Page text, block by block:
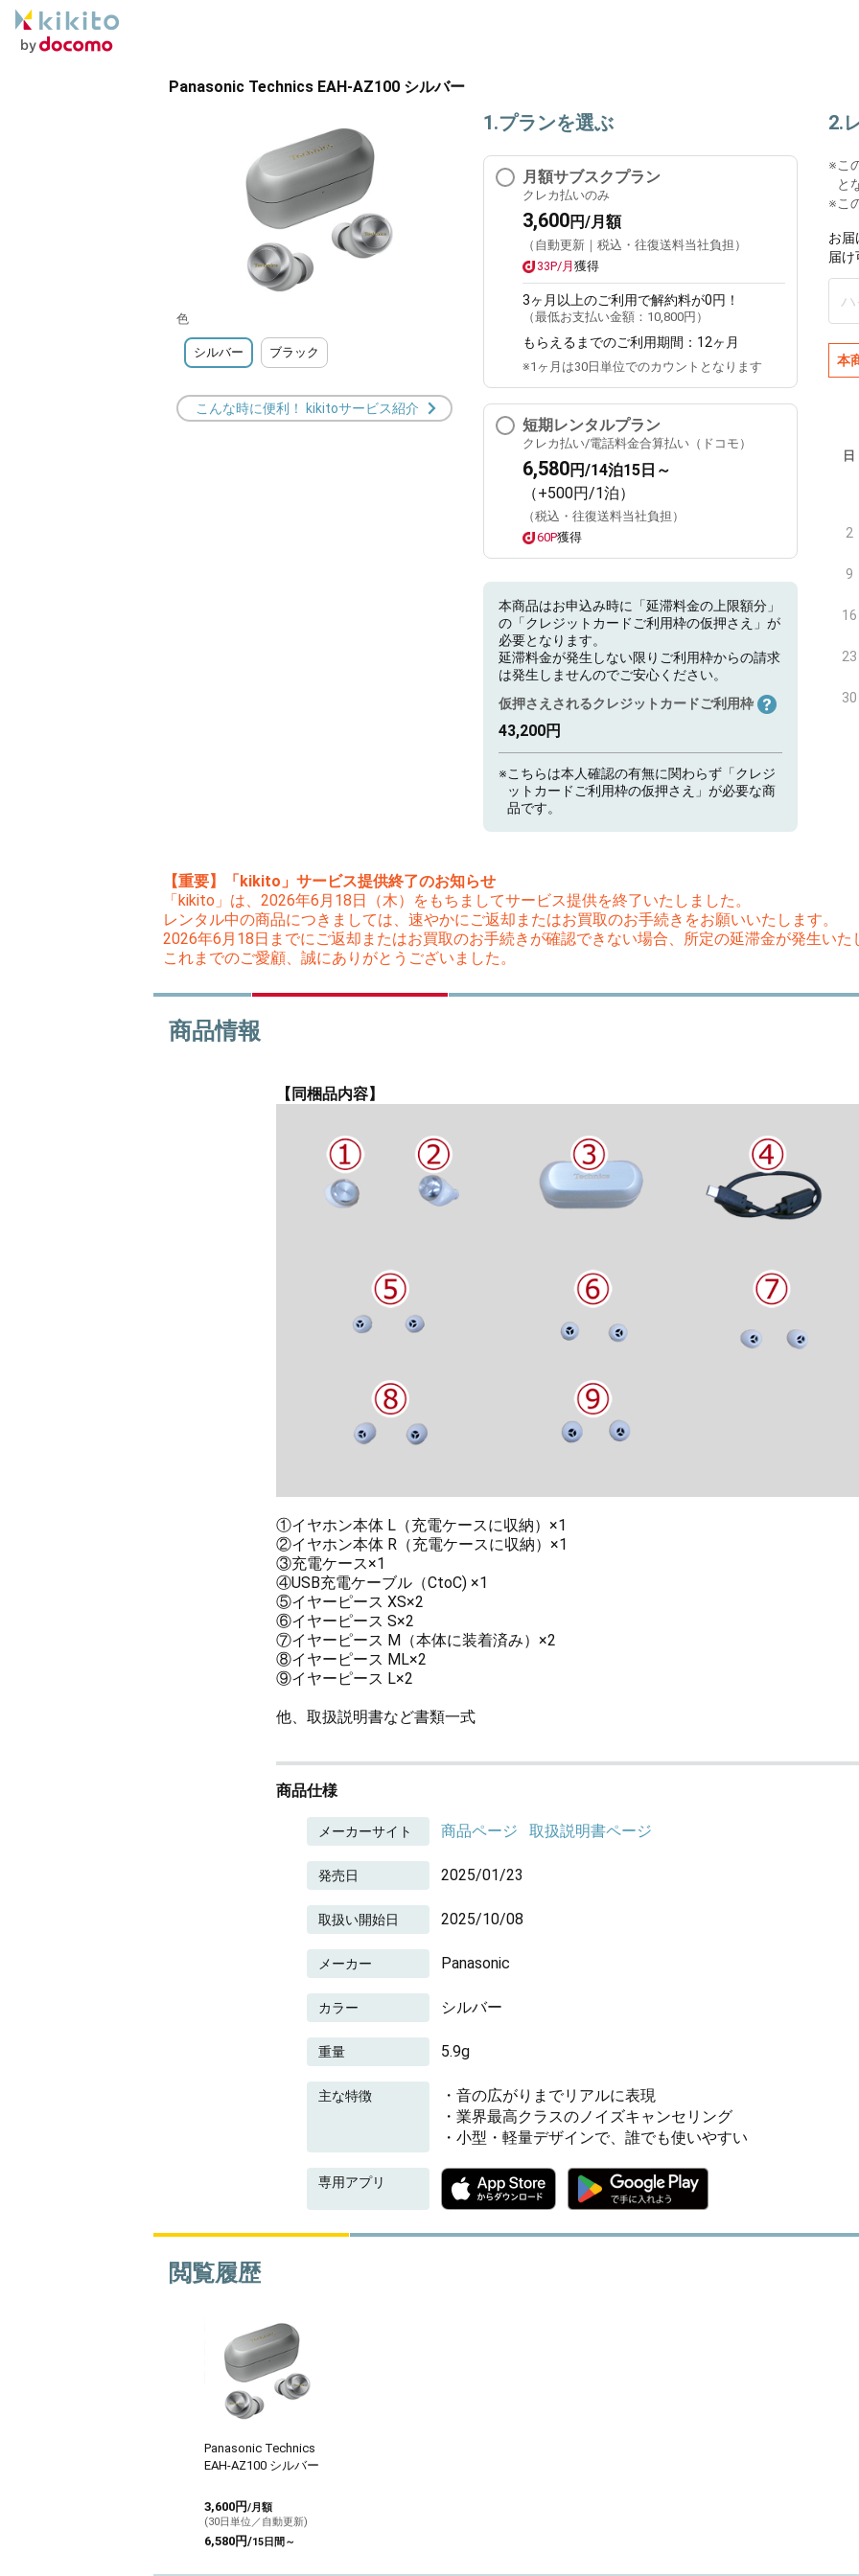
Panasonic Technics EAH-AZ100 シルバー
色
シルバー ブラック
こんな時に便利！ kikitoサービス紹介
1.プランを選ぶ
月額サブスクプラン
クレカ払いのみ
3,600円/月額
（自動更新｜税込・往復送料当社負担）
33P/月 獲得
3ヶ月 以上のご利用で解約料が0円！
（最低お支払い金額： 10,800円 ）
もらえるまでのご利用期間： 12ヶ月
※1ヶ月は30日単位でのカウントとなります
短期レンタルプラン
クレカ払い/電話料金合算払い（ドコモ）
6,580円/14泊15日～
（+500円/1泊）
（税込・往復送料当社負担）
60P獲得
本商品はお申込み時に「延滞料金の上限額分」
の「クレジットカードご利用枠の仮押さえ」が
必要となります。
延滞料金が発生しない限りご利用枠からの請求
は発生しませんのでご安心ください。
仮押さえされるクレジットカードご利用枠
43,200円
※こちらは本人確認の有無に関わらず「クレジ
ットカードご利用枠の仮押さえ」が必要な商
品です。
2.
※こ
と
※こ
お届
届
本
日
2
9
16
23
30
【重要】「kikito」サービス提供終了のお知らせ
「kikito」は、2026年6月18日（木）をもちましてサービス提供を終了いたしました。
レンタル中の商品につきましては、速やかにご返却またはお買取のお手続きをお願いいたします。
2026年6月18日までにご返却またはお買取のお手続きが確認できない場合、所定の延滞金が発生いた
これまでのご愛顧、誠にありがとうございました。
商品情報
【同梱品内容】
①イヤホン本体 L（充電ケースに収納）×1
②イヤホン本体 R（充電ケースに収納）×1
③充電ケース×1
④USB充電ケーブル（CtoC) ×1
⑤イヤーピース XS×2
⑥イヤーピース S×2
⑦イヤーピース M（本体に装着済み）×2
⑧イヤーピース ML×2
⑨イヤーピース L×2
他、取扱説明書など書類一式
商品仕様
メーカーサイト 商品ページ 取扱説明書ページ
発売日 2025/01/23
取扱い開始日 2025/10/08
メーカー Panasonic
カラー シルバー
重量 5.9g
主な特徴
・音の広がりまでリアルに表現
・業界最高クラスのノイズキャンセリング
・小型・軽量デザインで、誰でも使いやすい
専用アプリ
閲覧履歴
Panasonic Technics
EAH-AZ100 シルバー
3,600円/月額
(30日単位／自動更新)
6,580円/15日間～